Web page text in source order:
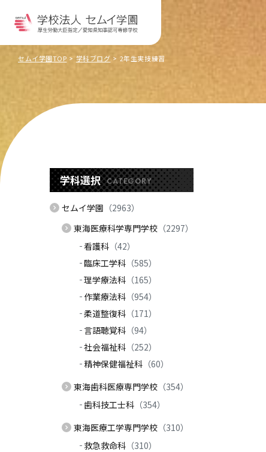
セムイ学園TOP 学科ブログ 2年生実技練習
学科選択 CATEGORY
セムイ学園 （2963）
東海医療科学専門学校 （2297）
看護科 （42）
臨床工学科 （585）
理学療法科 （165）
作業療法科 （954）
柔道整復科 （171）
言語聴覚科 （94）
社会福祉科 （252）
精神保健福祉科 （60）
東海歯科医療専門学校 （354）
歯科技工士科 （354）
東海医療工学専門学校 （310）
救急救命科 （310）